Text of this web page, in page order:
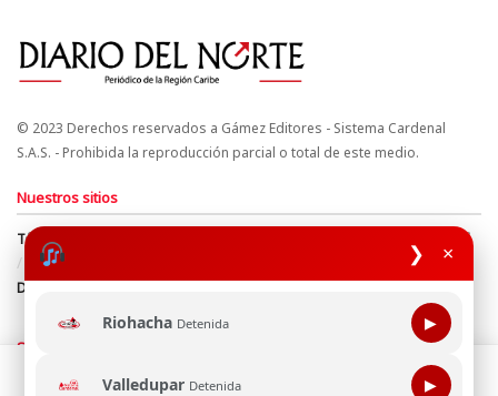
❯ ×
Riohacha Detenida ▶
Valledupar Detenida ▶
© 2023 Derechos reservados a Gámez Editores - Sistema Cardenal
S.A.S. - Prohibida la reproducción parcial o total de este medio.
Nuestros sitios
Términos y Condiciones
Derechos de Autor y Propiedad Intelectual
Política de uso de cookies
Política de Tratamiento de Datos
Directrices Editoriales
Síguenos
Esta página web usa cookie para mejorar tu experiencia de